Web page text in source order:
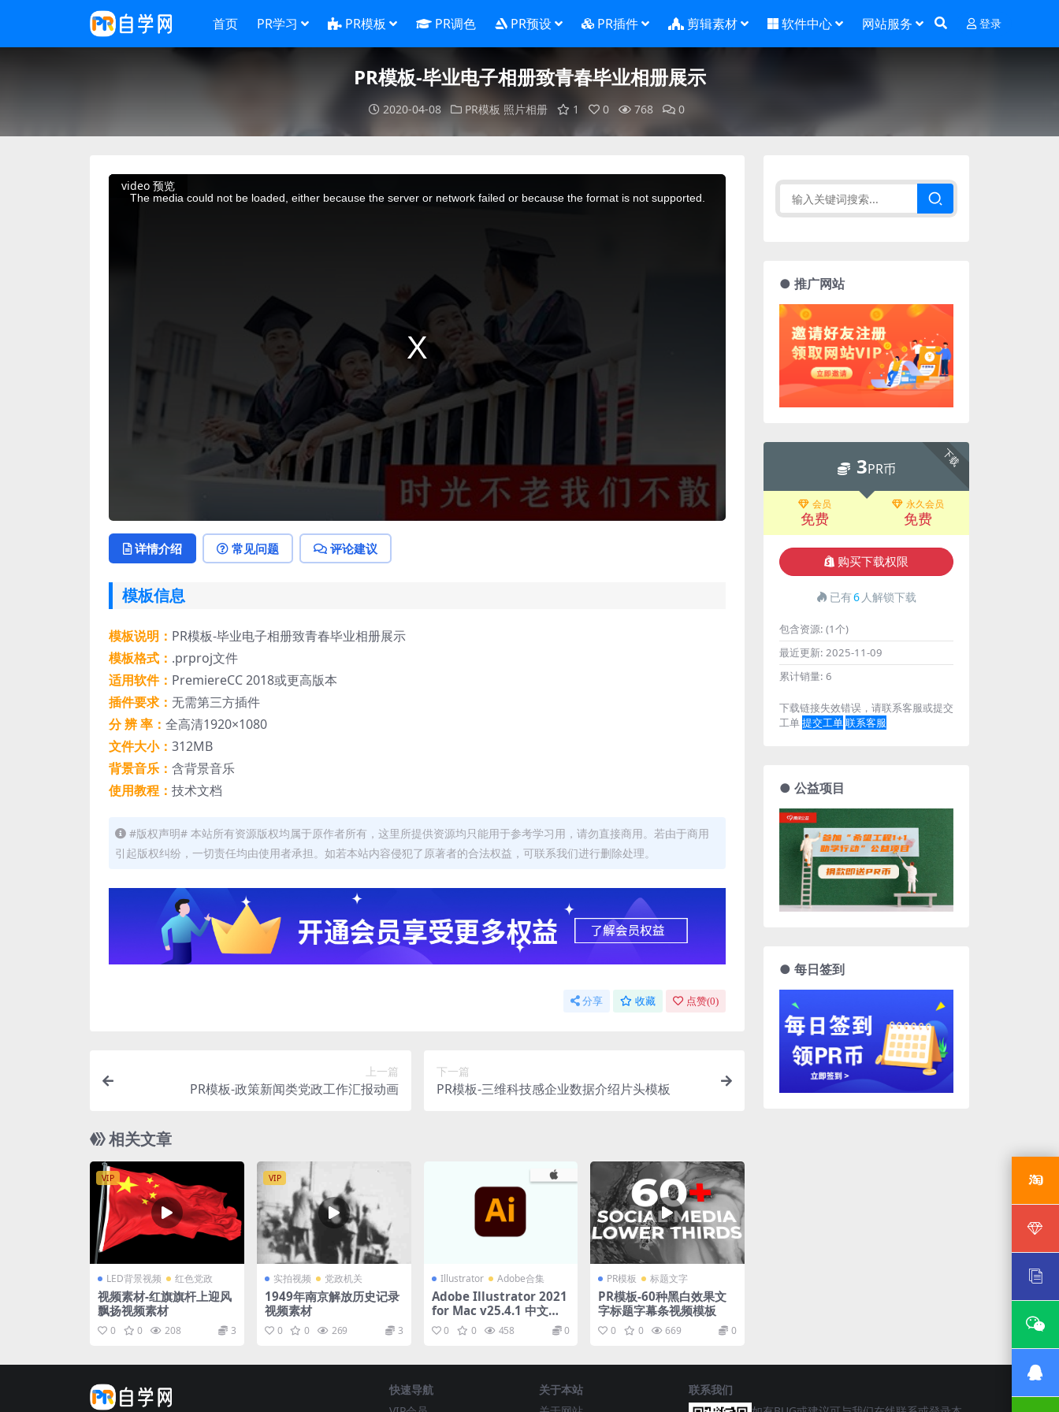
首页 PR学习 PR模板 PR调色 PR预设 PR插件 剪辑素材 软件中心 网站服务 登录
PR模板-毕业电子相册致青春毕业相册展示
2020-04-08 PR模板 照片相册 1 0 768 0
video 预览
This
The media could not be loaded, either because the server or network failed or because the format is not supported.
详情介绍 常见问题 评论建议
模板信息
模板说明： PR模板-毕业电子相册致青春毕业相册展示
模板格式： .prproj文件
适用软件： PremiereCC 2018或更高版本
插件要求： 无需第三方插件
分 辨 率： 全高清1920×1080
文件大小： 312MB
背景音乐： 含背景音乐
使用教程： 技术文档
#版权声明# 本站所有资源版权均属于原作者所有，这里所提供资源均只能用于参考学习用，请勿直接商用。若由于商用
引起版权纠纷，一切责任均由使用者承担。如若本站内容侵犯了原著者的合法权益，可联系我们进行删除处理。
分享 收藏 点赞(0)
上一篇
PR模板-政策新闻类党政工作汇报动画
下一篇
PR模板-三维科技感企业数据介绍片头模板
相关文章
VIP
LED背景视频 红色党政
视频素材-红旗旗杆上迎风
飘扬视频素材
0 0 208 3
VIP
实拍视频 党政机关
1949年南京解放历史记录
视频素材
0 0 269 3
Illustrator Adobe合集
Adobe Illustrator 2021
for Mac v25.4.1 中文直
装版
0 0 458 0
PR模板 标题文字
PR模板-60种黑白效果文
字标题字幕条视频模板
0 0 669 0
● 推广网站
下载
3PR币
会员
免费
永久会员
免费
购买下载权限
已有6 人解锁下载
包含资源: (1个)
最近更新: 2025-11-09
累计销量: 6
下载链接失效错误，请联系客服或提交
工单提交工单联系客服
● 公益项目
● 每日签到
快速导航
关于本站
联系我们